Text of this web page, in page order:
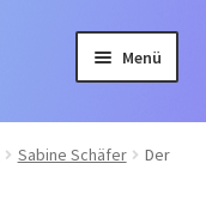
Menü
Sabine Schäfer
Der